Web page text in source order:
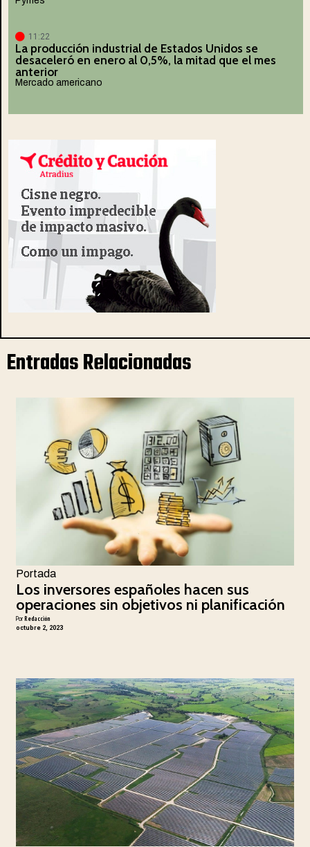
11:22
La producción industrial de Estados Unidos se
desaceleró en enero al 0,5%, la mitad que el mes
anterior
Mercado americano
Entradas Relacionadas
Portada
Los inversores españoles hacen sus
operaciones sin objetivos ni planificación
PorRedacción
octubre 2, 2023